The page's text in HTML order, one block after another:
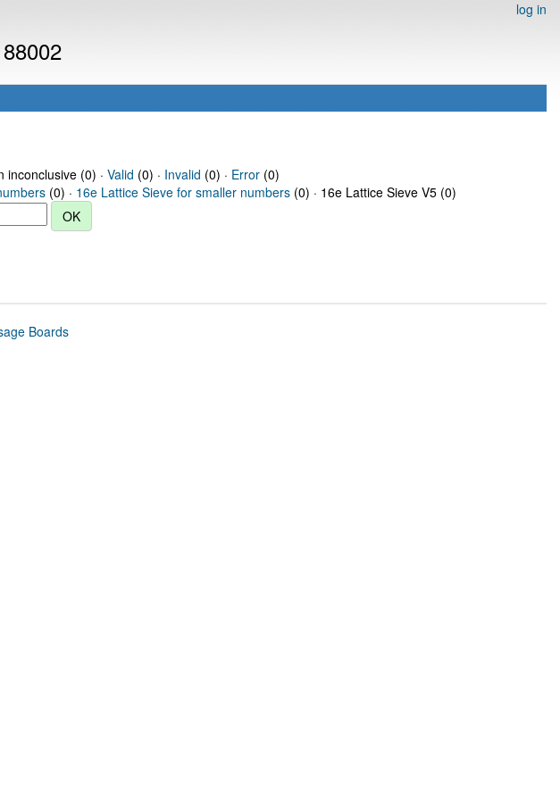
log in
inconclusive (0) · Valid (0) · Invalid (0) · Error(0)
(0) · 16e Lattice Sieve for smaller numbers (0) · 16e Lattice Sieve V5 (0)
Boards